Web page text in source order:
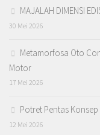
MAJALAH DIMENSI
30 Mei 2026
Metamorfosa Oto
Motor
17 Mei 2026
Potret Pentas
12 Mei 2026